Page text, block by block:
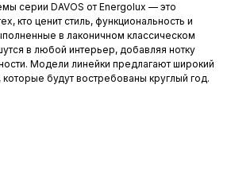
серии DAVOS от Energolux — это
кто ценит стиль, функциональность и
в лаконичном классическом
в любой интерьер, добавляя нотку
Модели линейки предлагают широкий
будут востребованы круглый год.